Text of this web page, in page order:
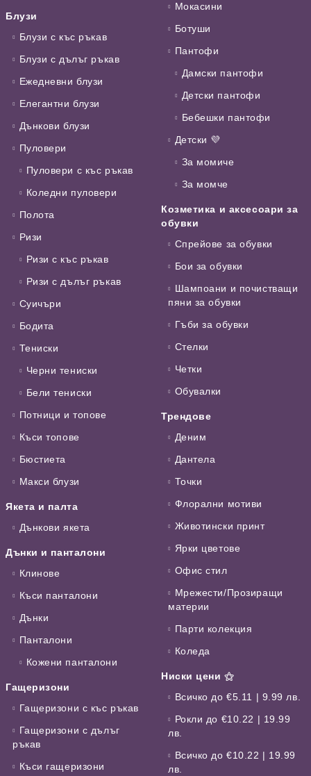
Блузи
Блузи с къс ръкав
Блузи с дълъг ръкав
Ежедневни блузи
Елегантни блузи
Дънкови блузи
Пуловери
Пуловери с къс ръкав
Коледни пуловери
Полота
Ризи
Ризи с къс ръкав
Ризи с дълъг ръкав
Суичъри
Бодита
Тениски
Черни тениски
Бели тениски
Потници и топове
Къси топове
Бюстиета
Макси блузи
Якета и палта
Дънкови якета
Дънки и панталони
Клинове
Къси панталони
Дънки
Панталони
Кожени панталони
Гащеризони
Гащеризони с къс ръкав
Гащеризони с дълъг
ръкав
Къси гащеризони
Мокасини
Ботуши
Пантофи
Дамски пантофи
Детски пантофи
Бебешки пантофи
Детски 💜
За момиче
За момче
Козметика и аксесоари за
обувки
Спрейове за обувки
Бои за обувки
Шампоани и почистващи
пяни за обувки
Гъби за обувки
Стелки
Четки
Обувалки
Трендове
Деним
Дантела
Точки
Флорални мотиви
Животински принт
Ярки цветове
Офис стил
Мрежести/Прозиращи
материи
Парти колекция
Коледа
Ниски цени ⚝
Всичко до €5.11 | 9.99 лв.
Рокли до €10.22 | 19.99
лв.
Всичко до €10.22 | 19.99
лв.